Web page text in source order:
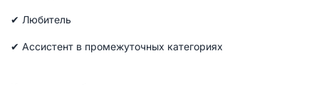
✔ Любитель
✔ Ассистент в промежуточных категориях